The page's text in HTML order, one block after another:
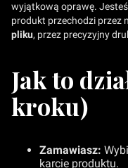
wyjątkową oprawę.
produkt przechodzi przez
pliku, przez precyzyjny
Jak to
kroku)
Zamawiasz:
karcie produktu.